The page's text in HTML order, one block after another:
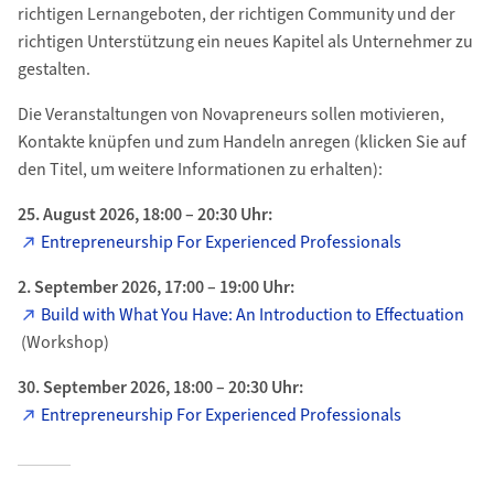
richtigen Lernangeboten, der richtigen Community und der
richtigen Unterstützung ein neues Kapitel als Unternehmer zu
gestalten.
Die Veranstaltungen von Novapreneurs sollen motivieren,
Kontakte knüpfen und zum Handeln anregen (klicken Sie auf
den Titel, um weitere Informationen zu erhalten):
25. August 2026, 18:00 – 20:30 Uhr:
Entrepreneurship For Experienced Professionals
2. September 2026, 17:00 – 19:00 Uhr:
Build with What You Have: An Introduction to Effectuation
(Workshop)
30. September 2026, 18:00 – 20:30 Uhr:
Entrepreneurship For Experienced Professionals